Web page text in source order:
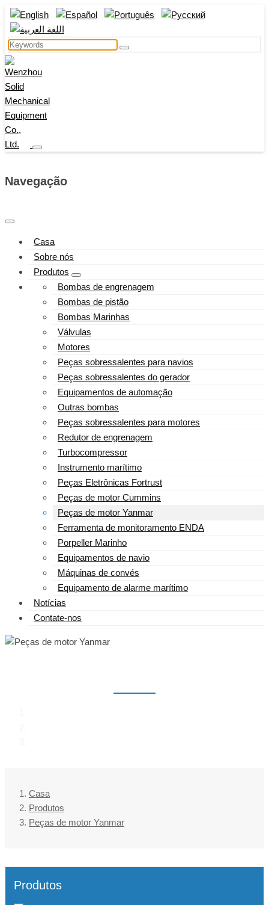
Navegação
Casa
Sobre nós
Produtos
Bombas de engrenagem
Bombas de pistão
Bombas Marinhas
Válvulas
Motores
Peças sobressalentes para navios
Peças sobressalentes do gerador
Equipamentos de automação
Outras bombas
Peças sobressalentes para motores
Redutor de engrenagem
Turbocompressor
Instrumento marítimo
Peças Eletrônicas Fortrust
Peças de motor Cummins
Peças de motor Yanmar
Ferramenta de monitoramento ENDA
Porpeller Marinho
Equipamentos de navio
Máquinas de convés
Equipamento de alarme marítimo
Notícias
Contate-nos
Casa
Produtos
Peças de motor Yanmar
Produtos